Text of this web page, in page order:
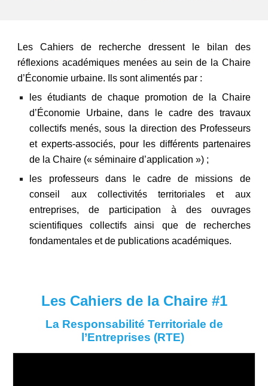
Les Cahiers de recherche dressent le bilan des
réflexions académiques menées au sein de la Chaire
d’Économie urbaine. Ils sont alimentés par :
les étudiants de chaque promotion de la Chaire
d’Économie Urbaine, dans le cadre des travaux
collectifs menés, sous la direction des Professeurs
et experts-associés, pour les différents partenaires
de la Chaire (« séminaire d’application ») ;
les professeurs dans le cadre de missions de
conseil aux collectivités territoriales et aux
entreprises, de participation à des ouvrages
scientifiques collectifs ainsi que de recherches
fondamentales et de publications académiques.
Les Cahiers de la Chaire #1
La Responsabilité Territoriale de
l’Entreprises (RTE)